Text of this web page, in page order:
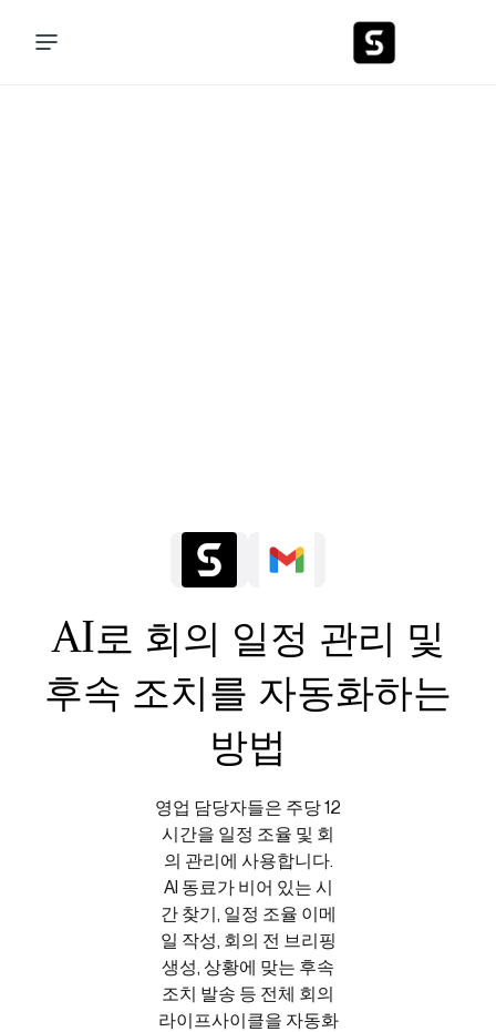
AI로 회의 일정 관리 및
후속 조치를 자동화하는
방법
영업 담당자들은 주당 12
시간을 일정 조율 및 회
의 관리에 사용합니다.
AI 동료가 비어 있는 시
간 찾기, 일정 조율 이메
일 작성, 회의 전 브리핑
생성, 상황에 맞는 후속
조치 발송 등 전체 회의
라이프사이클을 자동화